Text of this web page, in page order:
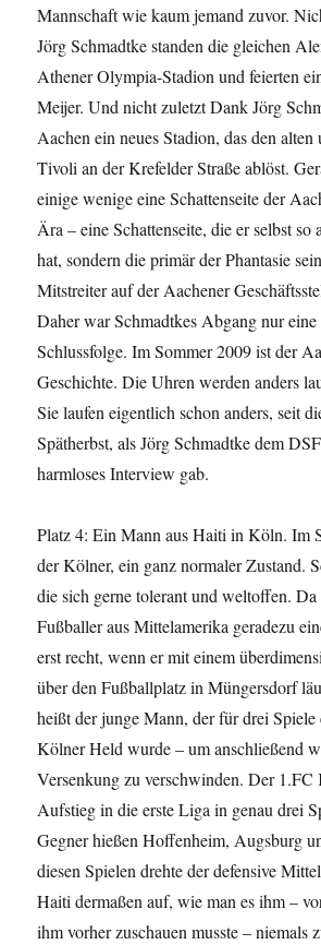
Mannschaft wie kaum jemand zuvor.
Jörg Schmadtke standen die gleichen
Athener Olympia-Stadion und feierten
Meijer. Und nicht zuletzt Dank Jörg
Aachen ein neues Stadion, das den
Tivoli an der Krefelder Straße ablöst.
einige wenige eine Schattenseite der
Ära – eine Schattenseite, die er selbst so
hat, sondern die primär der Phantasie
Mitstreiter auf der Aachener
Daher war Schmadtkes Abgang nur
Schlussfolge. Im Sommer 2009 ist der
Geschichte. Die Uhren werden anders
Sie laufen eigentlich schon anders, seit
Spätherbst, als Jörg Schmadtke dem
harmloses Interview gab.
Platz 4: Ein Mann aus Haiti in Köln. Im
der Kölner, ein ganz normaler Zustand.
die sich gerne tolerant und weltoffen.
Fußballer aus Mittelamerika geradezu
erst recht, wenn er mit einem
über den Fußballplatz in Müngersdorf
heißt der junge Mann, der für drei Spiele
Kölner Held wurde – um anschließend
Versenkung zu verschwinden. Der 1.FC
Aufstieg in die erste Liga in genau drei
Gegner hießen Hoffenheim, Augsburg
diesen Spielen drehte der defensive
Haiti dermaßen auf, wie man es ihm –
ihm vorher zuschauen musste – niemals